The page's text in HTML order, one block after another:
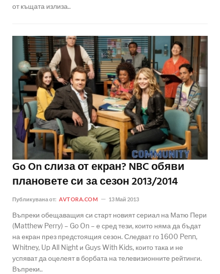
от къщата излиза..
Go On слиза от екран? NBC обяви
плановете си за сезон 2013/2014
Публикувана от: AVTORA.COM 13 Май 2013
Въпреки обещаващия си старт новият сериал на Матю Пери
(Matthew Perry) – Go On – е сред тези, които няма да бъдат
на екран през предстоящия сезон. Следват го 1600 Penn,
Whitney, Up All Night и Guys With Kids, които така и не
успяват да оцелеят в борбата на телевизионните рейтинги.
Въпреки..